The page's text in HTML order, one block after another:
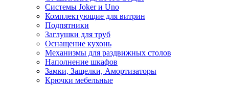
Системы Joker и Uno
Комплектующие для витрин
Подпятники
Заглушки для труб
Оснащение кухонь
Механизмы для раздвижных столов
Наполнение шкафов
Замки, Защелки, Амортизаторы
Крючки мебельные